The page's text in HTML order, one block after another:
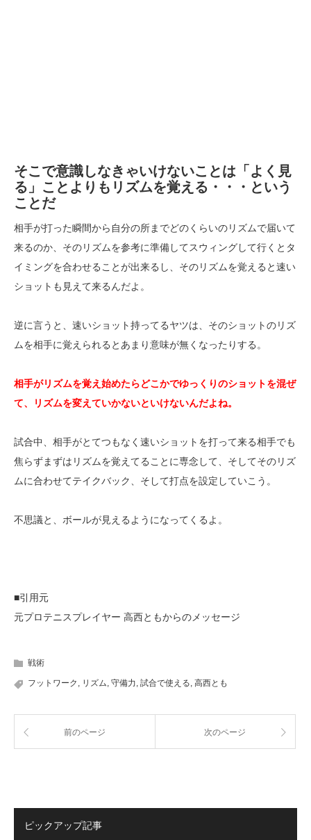
そこで意識しなきゃいけないことは「よく見
る」ことよりもリズムを覚える・・・という
ことだ
相手が打った瞬間から自分の所までどのくらいのリズムで届いて
来るのか、そのリズムを参考に準備してスウィングして行くとタ
イミングを合わせることが出来るし、そのリズムを覚えると速い
ショットも見えて来るんだよ。
逆に言うと、速いショット持ってるヤツは、そのショットのリズ
ムを相手に覚えられるとあまり意味が無くなったりする。
相手がリズムを覚え始めたらどこかでゆっくりのショットを混ぜ
て、リズムを変えていかないといけないんだよね。
試合中、相手がとてつもなく速いショットを打って来る相手でも
焦らずまずはリズムを覚えてることに専念して、そしてそのリズ
ムに合わせてテイクバック、そして打点を設定していこう。
不思議と、ボールが見えるようになってくるよ。
■引用元
元プロテニスプレイヤー 高西ともからのメッセージ
戦術
フットワーク リズム 守備力 試合で使える 高西とも
前のページ 次のページ
ピックアップ記事